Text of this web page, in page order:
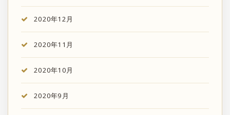
2020年12月
2020年11月
2020年10月
2020年9月